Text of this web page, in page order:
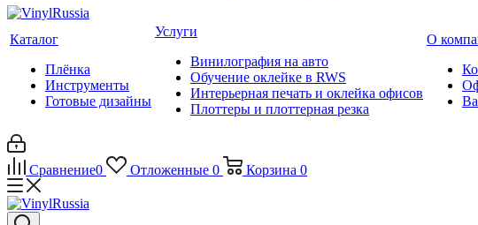
Каталог
Плёнка
Инструменты
Готовые дизайны
Услуги
Винилография на авто
Обучение оклейке в RWS
Интерьерная печать и оклейка офисов
Плоттеры и плоттерная резка
О
Сравнение0 Отложенные 0 Корзина 0